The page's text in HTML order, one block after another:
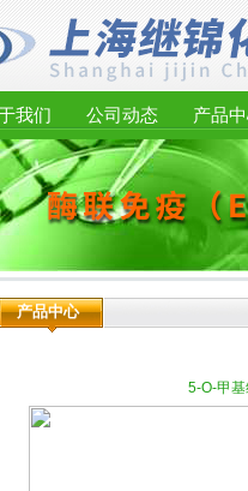
我们 公司动态 产品
产品中心
5-O-甲